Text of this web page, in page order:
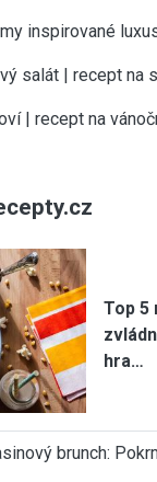
inspirované
salát | recept na
| recept na
Top 5
hra…
brunch: